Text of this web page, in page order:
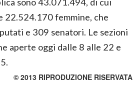
22.524.170 femmine, che
e 309 senatori. Le sezioni
aperte oggi dalle 8 alle 22 e
© 2013 RIPRODUZIONE RISERVATA